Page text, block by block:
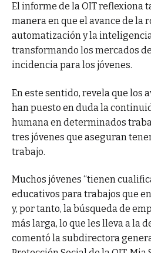
El informe de la OIT reflexiona
manera en que el avance de la
automatización y la
transformando los mercados
incidencia para los jóvenes.
En este sentido, revela que los
han puesto en duda la
humana en determinados
tres jóvenes que aseguran
trabajo.
Muchos jóvenes “tienen
educativos para trabajos que
y, por tanto, la búsqueda de
más larga, lo que les lleva a la
comentó la subdirectora